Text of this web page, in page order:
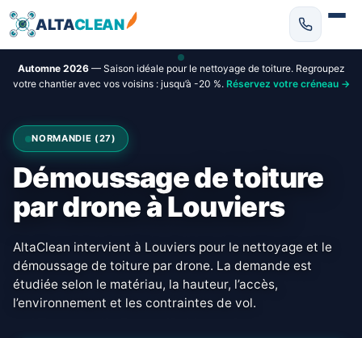
ALTACLEAN
Automne 2026— Saison idéale pour le nettoyage de toiture. Regroupez
votre chantier avec vos voisins : jusqu’à -20 %. Réservez votre créneau →
NORMANDIE (27)
Démoussage de toiture
par drone à Louviers
AltaClean intervient à Louviers pour le nettoyage et le
démoussage de toiture par drone. La demande est
étudiée selon le matériau, la hauteur, l’accès,
l’environnement et les contraintes de vol.